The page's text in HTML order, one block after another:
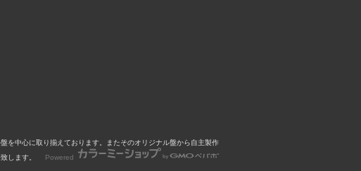
を中心に取り揃えております。またそのオリジナル盤から自主製作
します。
Powered